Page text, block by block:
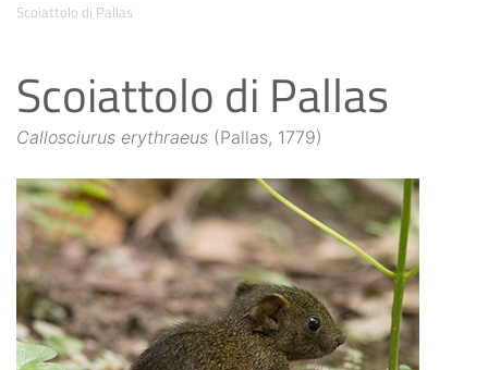
Scoiattolo di Pallas
Scoiattolo di Pallas
Callosciurus erythraeus (Pallas, 1779)